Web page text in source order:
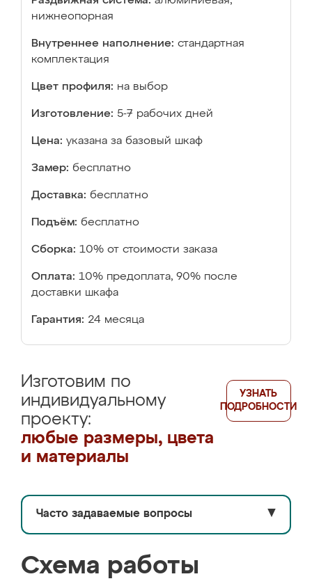
нижнеопорная
Внутреннее наполнение: стандартная
комплектация
Цвет профиля: на выбор
Изготовление: 5-7 рабочих дней
Цена: указана за базовый шкаф
Замер: бесплатно
Доставка: бесплатно
Подъём: бесплатно
Сборка: 10% от стоимости заказа
Оплата: 10% предоплата, 90% после
доставки шкафа
Гарантия: 24 месяца
Изготовим по
индивидуальному
проекту:
любые размеры, цвета
и материалы
УЗНАТЬ
ПОДРОБНОСТИ
Часто задаваемые вопросы ▼
Схема работы